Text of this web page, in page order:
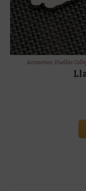
Accesorios,Huellas